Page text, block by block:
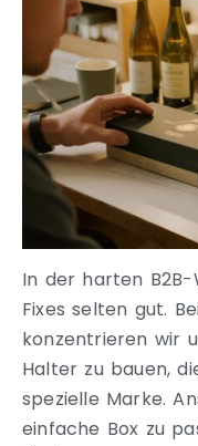
In der harten
Fixes selten gut.
konzentrieren wir
Halter zu bauen,
spezielle Marke.
einfache Box zu